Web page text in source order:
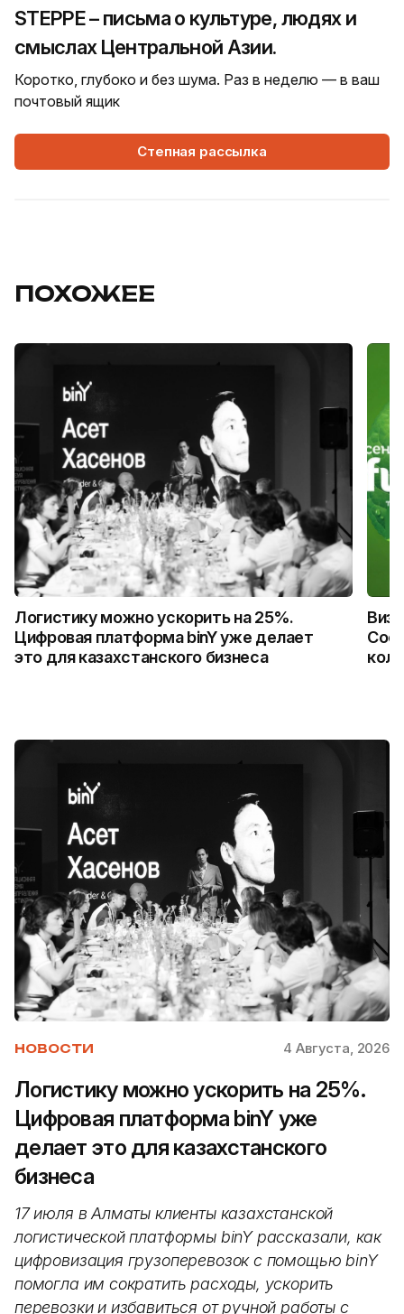
STEPPE – письма о культуре, людях и
смыслах Центральной Азии.
Коротко, глубоко и без шума. Раз в неделю — в ваш
почтовый ящик
Степная рассылка
ПОХОЖЕЕ
Логистику можно ускорить на 25%.
Цифровая платформа binY уже делает
это для казахстанского бизнеса
НОВОСТИ 4 Августа, 2026
Логистику можно ускорить на 25%.
Цифровая платформа binY уже
делает это для казахстанского
бизнеса
17 июля в Алматы клиенты казахстанской
логистической платформы binY рассказали, как
цифровизация грузоперевозок с помощью binY
помогла им сократить расходы, ускорить
перевозки и избавиться от ручной работы с